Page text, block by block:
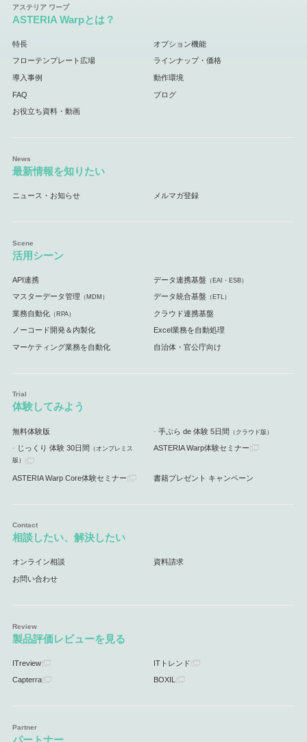
ASTERIA Warpとは？
特長 オプション機能
フローテンプレート広場 ラインナップ・価格
導入事例 動作環境
FAQ ブログ
お役立ち資料・動画
最新情報を知りたい
ニュース・お知らせ メルマガ登録
活用シーン
API連携 データ連携基盤 （EAI・ESB）
マスターデータ管理 （MDM） データ統合基盤 （ETL）
業務自動化（RPA） クラウド連携基盤
ノーコード開発＆内製化 Excel業務を自動処理
マーケティング業務を自動化 自治体・官公庁向け
体験してみよう
無料体験版 手ぶら de 体験 5日間 （クラウド版）
じっくり 体験 30日間 （オンプレミス
版）
ASTERIA Warp体験セミナー
ASTERIA Warp Core体験セミナー 書籍プレゼント キャンペーン
相談したい、解決したい
オンライン相談 資料請求
お問い合わせ
製品評価レビューを見る
ITreview ITトレンド
Capterra BOXIL
パートナー